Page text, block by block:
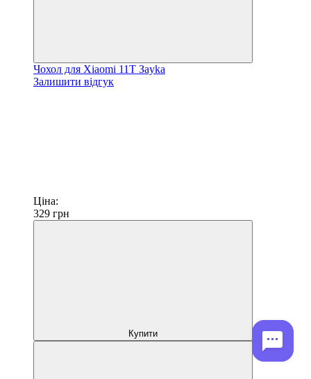
Чохол для Xiaomi 11T Зayka
Залишити відгук
Ціна:
329 грн
Купити